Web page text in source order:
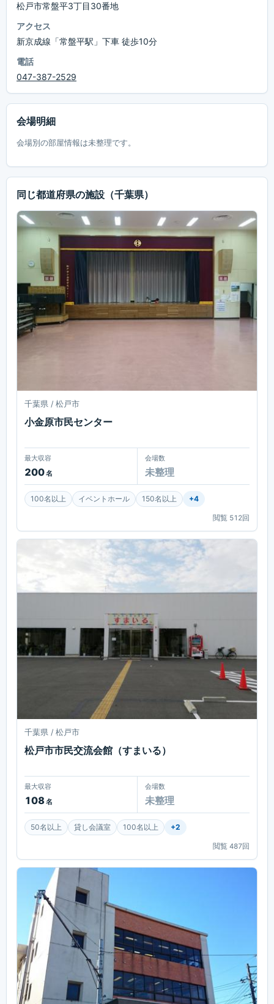
松戸市常盤平3丁目30番地
アクセス
新京成線「常盤平駅」下車 徒歩10分
電話
047-387-2529
会場明細
会場別の部屋情報は未整理です。
同じ都道府県の施設 （千葉県）
千葉県 / 松戸市
小金原市民センター
最大収容
200名
会場数
未整理
100名以上 イベントホール 150名以上 +4
閲覧 512回
千葉県 / 松戸市
松戸市市民交流会館（すまいる）
最大収容
108名
会場数
未整理
50名以上 貸し会議室 100名以上 +2
閲覧 487回